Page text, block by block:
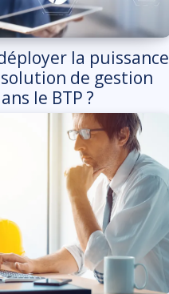
la puissance
de gestion
le BTP ?